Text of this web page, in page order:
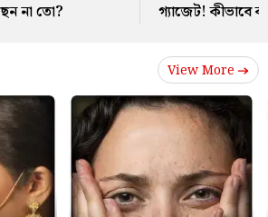
না তো?
গ্যাজেট! কীভাবে
View More